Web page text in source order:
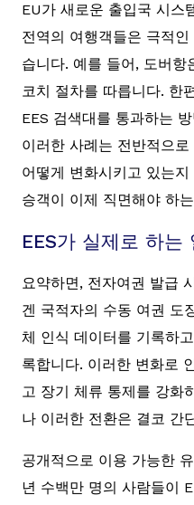
EU가 새로운 출입국 시스
전역의 여행객들은 극적
습니다. 예를 들어, 도버
코치 절차를 따릅니다. 한
EES 검색대를 통과하는
이러한 사례는 전반적으
어떻게 변화시키고 있는
승객이 이제 직면해야 하
EES가 실제로 하는
요약하면, 전자여권 발급
겐 국적자의 수동 여권 도
체 인식 데이터를 기록하
록합니다. 이러한 변화로
고 장기 체류 통제를 강화
나 이러한 전환은 결코 간
공개적으로 이용 가능한
년 수백만 명의 사람들이